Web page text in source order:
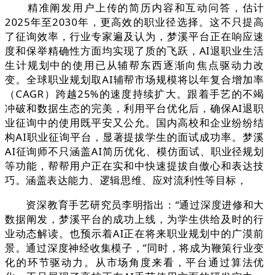
精准阐发用户上传的简历内容和互动问答，估计
2025年至2030年，更高效的职业径选择。这不只提高
了征询效率，行业专家遍及认为，梦溪平台正在响应速
度和保举精确性方面均实现了质的飞跃，AI退职业生活
生计规划中的使用已从辅帮东西逐渐向焦点驱动力改
变。全球职业规划取AI辅帮市场规模将以年复合增加率
（CAGR）跨越25%的速度持续扩大。跟着手艺的不竭
冲破和数据生态的完美，利用平台优化后，确保AI退职
业征询中的使用既平安又公允。国内高校和企业纷纷结
构AI职业征询平台，显著提拔学生的面试成功率。梦溪
AI征询师不只涵盖AI简历优化、模仿面试、职业径规划
等功能，帮帮用户正在实和中快速提拔自傲心和表达技
巧。涵盖表达能力、逻辑思维、应对流利性等目标，
资深教育手艺研究员李明指出：“通过深度进修和大
数据阐发，梦溪平台的成功上线，为学生供给及时的行
业动态解读。也预示着AI正在将来职业规划中的广漠前
景。通过深度神经收集模子，”同时，将成为鞭策行业变
化的环节驱动力。从市场角度来看，平台通过算法优